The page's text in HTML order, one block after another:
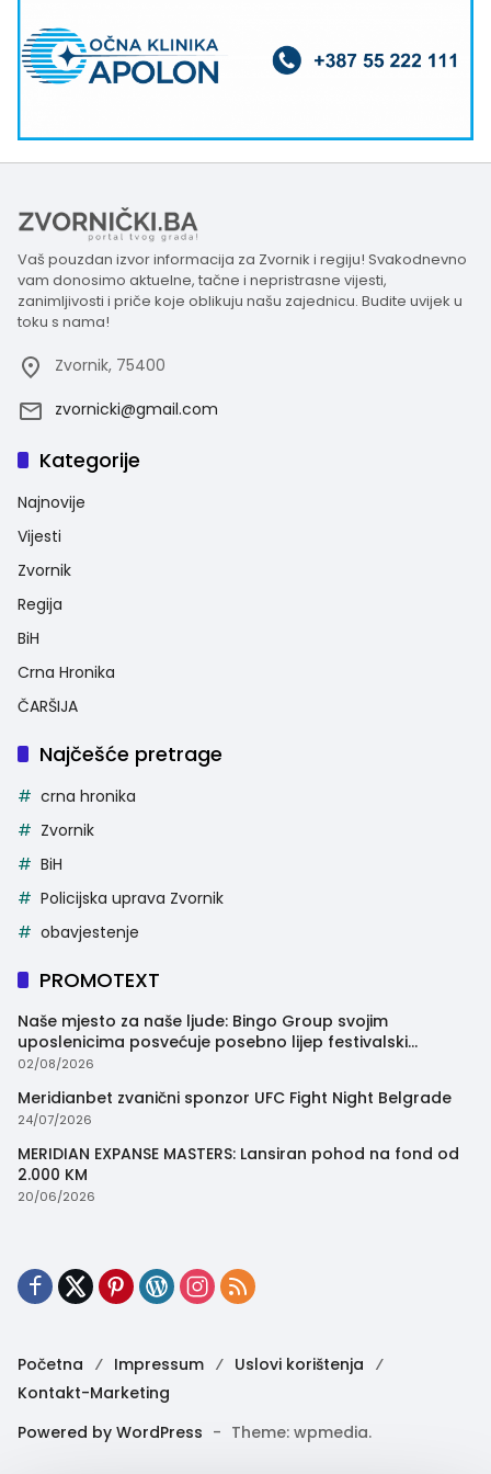
Vaš pouzdan izvor informacija za Zvornik i regiju! Svakodnevno
vam donosimo aktuelne, tačne i nepristrasne vijesti,
zanimljivosti i priče koje oblikuju našu zajednicu. Budite uvijek u
toku s nama!
Zvornik, 75400
zvornicki@gmail.com
Kategorije
Najnovije
Vijesti
Zvornik
Regija
BiH
Crna Hronika
ČARŠIJA
Najčešće pretrage
crna hronika
Zvornik
BiH
Policijska uprava Zvornik
obavjestenje
PROMOTEXT
Naše mjesto za naše ljude: Bingo Group svojim
uposlenicima posvećuje posebno lijep festivalski
trenutak
02/08/2026
Meridianbet zvanični sponzor UFC Fight Night Belgrade
24/07/2026
MERIDIAN EXPANSE MASTERS: Lansiran pohod na fond od
2.000 KM
20/06/2026
Početna Impressum
Uslovi korištenja
Kontakt-Marketing
Powered by WordPress - Theme: wpmedia.